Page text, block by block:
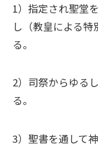
1）指定され聖堂
し（教皇による
る。
2）司祭からゆる
る。
3）聖書を通して